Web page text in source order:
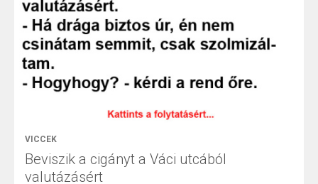
VICCEK
Beviszik a cigányt a Váci utcából
valutázásért